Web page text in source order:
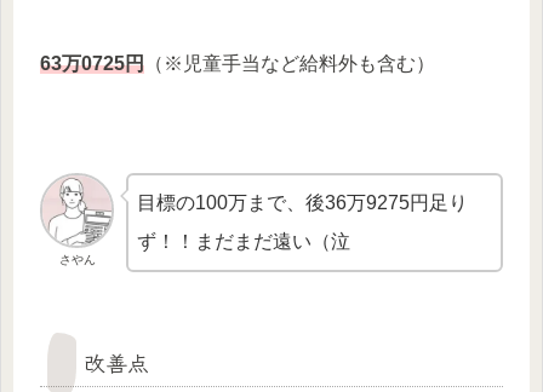
63万0725円 （※児童手当など給料外も含む）
さやん
目標の100万まで、後36万9275円足り
ず！！まだまだ遠い（泣
改善点